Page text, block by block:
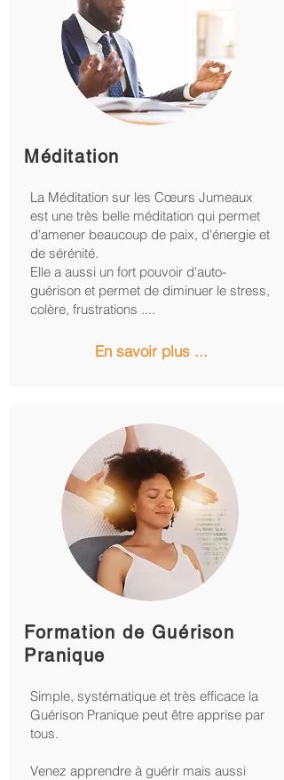
Méditation
La Méditation sur les Cœurs Jumeaux
est une très belle méditation qui permet
d'amener beaucoup de paix, d'énergie et
de sérénité.
Elle a aussi un fort pouvoir d'auto-
guérison et permet de diminuer le stress,
colère, frustrations ....
En savoir plus ...
Formation de Guérison
Pranique
Simple, systématique et très efficace la
Guérison Pranique peut être apprise par
tous.
Venez apprendre à guérir mais aussi